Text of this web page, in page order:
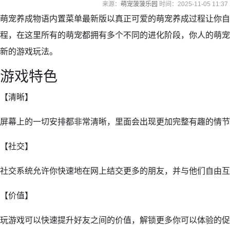
来源： 萌宠菠菠乐园 时间：2025-11-05 11:37
萌宠养成物语内置菜单最新版以真正可爱的萌宠养成过程让你
程，在这里所有的萌宠都拥有多个不同的进化阶段，你人的萌
新的游戏玩法。
游戏特色
【清晰】
屏幕上的一切安排都非常清晰，里面会出现更加完整有趣的情
【社交】
社交系统允许你快速地在网上结交更多的朋友，并与他们自由
【价值】
玩游戏可以快速提升好友之间的价值，解锁更多你可以体验的